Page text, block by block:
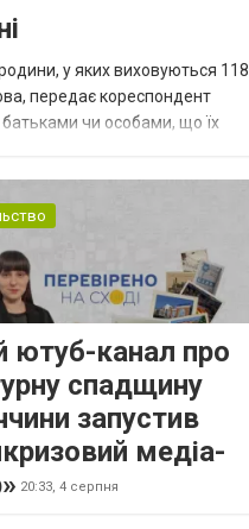
у яких виховуються 118
передає кореспондент
батьками чи особами, що їх
ютуб-канал про
спадщину
запустив
медіа-
20:33, 4 серпня